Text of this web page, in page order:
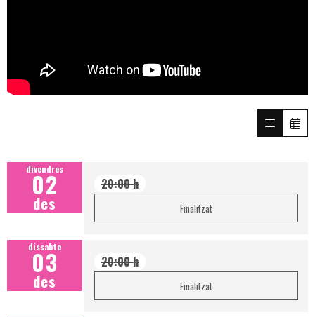
divendres
02
des
20:00 h
Finalitzat
dissabte
03
des
20:00 h
Finalitzat